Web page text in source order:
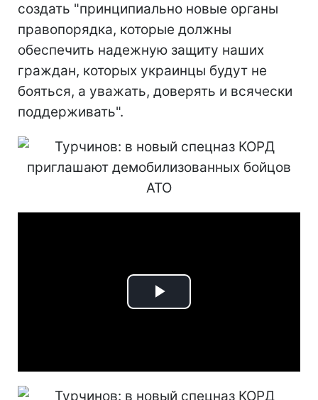
создать "принципиально новые органы
правопорядка, которые должны
обеспечить надежную защиту наших
граждан, которых украинцы будут не
бояться, а уважать, доверять и всячески
поддерживать".
Play